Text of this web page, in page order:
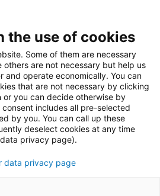
the use of cookies
Some of them are necessary
others are not necessary but help us
and operate economically. You can
that are not necessary by clicking
you can decide otherwise by
includes all pre-selected
by you. You can call up these
deselect cookies at any time
privacy page).
data privacy page